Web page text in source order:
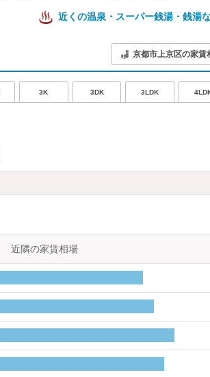
近くの温泉・スーパー銭湯・銭湯
京都市上京区の家賃
3K 3DK 3LDK
近隣の家賃相場